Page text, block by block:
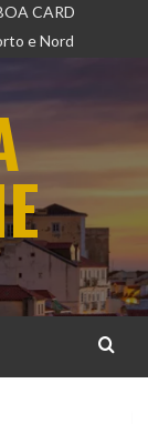
CARD
e Nord